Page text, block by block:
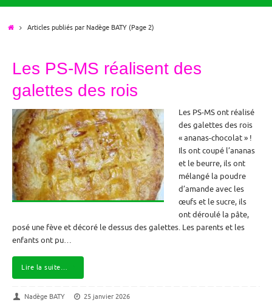
AccueilArticles publiés par Nadège BATY(Page 2)
Les PS-MS réalisent des
galettes des rois
Les PS-MS ont réalisé
des galettes des rois
« ananas-chocolat » !
Ils ont coupé l’ananas
et le beurre, ils ont
mélangé la poudre
d’amande avec les
œufs et le sucre, ils
ont déroulé la pâte,
posé une fève et décoré le dessus des galettes. Les parents et les
enfants ont pu…
Lire la suite…
Nadège BATY 25 janvier 2026